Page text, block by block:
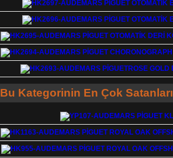
Bu Kategorinin En Çok Satanları